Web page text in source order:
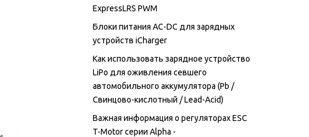
ExpressLRS PWM
Блоки питания AC-DC для зарядных
устройств iCharger
Как использовать зарядное устройство
LiPo для оживления севшего
автомобильного аккумулятора (Pb /
Свинцово-кислотный / Lead-Acid)
Важная информация о регуляторах ESC
T-Motor серии Alpha -